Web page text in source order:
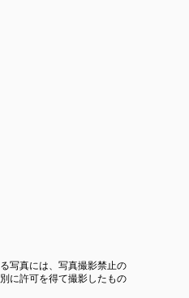
写真には、写真撮影禁止の
に許可を得て撮影したもの